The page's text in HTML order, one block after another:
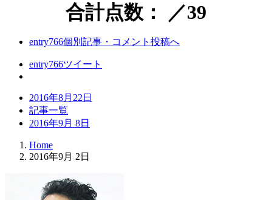
合計点数： ／39
entry766個別記事・コメント投稿へ
entry766ツイート
2016年8月22日
記事一覧
2016年9月 8日
Home
2016年9月 2日